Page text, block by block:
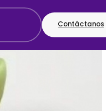
Contáctanos